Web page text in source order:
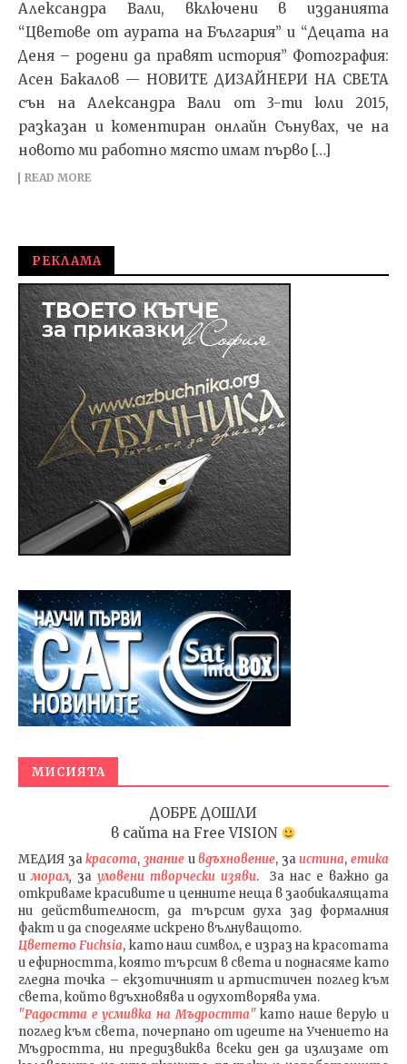
Александра Вали, включени в изданията
“Цветове от аурата на България” и “Децата на
Деня – родени да правят история” Фотография:
Асен Бакалов — НОВИТЕ ДИЗАЙНЕРИ НА СВЕТА
сън на Александра Вали от 3-ти юли 2015,
разказан и коментиран онлайн Сънувах, че на
новото ми работно място имам първо […]
READ MORE
РЕКЛАМА
МИСИЯТА
ДОБРЕ ДОШЛИ
в сайта на Free VISION
МЕДИЯ закрасота, знаниеивдъхновение, заистина, етика
иморал, за уловени творчески изяви. За нас е важно да
откриваме красивите и ценните неща в заобикалящата
ни действителност, да търсим духа зад формалния
факт и да споделяме искрено вълнуващото.
Цветето Fuchsia, като наш символ, е израз на красотата
и ефирността, която търсим в света и поднасяме като
гледна точка – екзотичният и артистичен поглед към
света, който вдъхновява и одухотворява ума.
"Радостта е усмивка на Мъдростта"като наше верую и
поглед към света, почерпано от идеите на Учението на
Мъдростта, ни предизвиква всеки ден да излизаме от